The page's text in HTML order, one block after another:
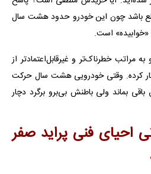
باشد چون این خودرو حدود هشت سال
است.
مراتب خطرناک‌تر و غیرقابل‌اعتمادتر از
کرده. وقتی خودرویی هشت سال حرکت
بماند ولی باطنش بی‌برو برگرد دچار
۵۰ میلیونی احیای فنی پراید صفر